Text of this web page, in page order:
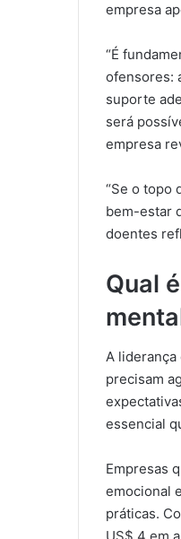
empresa
“É
ofensores:
suporte
será
empresa
“Se o topo
bem-estar
doentes
Qual
A liderança
precisam
essencial
Empresas
emocional
práticas.